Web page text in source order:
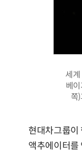
세
베
쪽
현대차그룹
액추에이터를